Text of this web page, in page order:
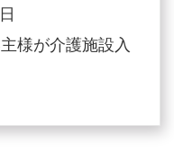
様が介護施設入